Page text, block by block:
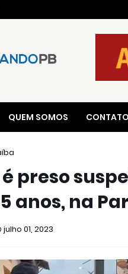
QUEM SOMOS
preso
anos, na
julho 01, 2023